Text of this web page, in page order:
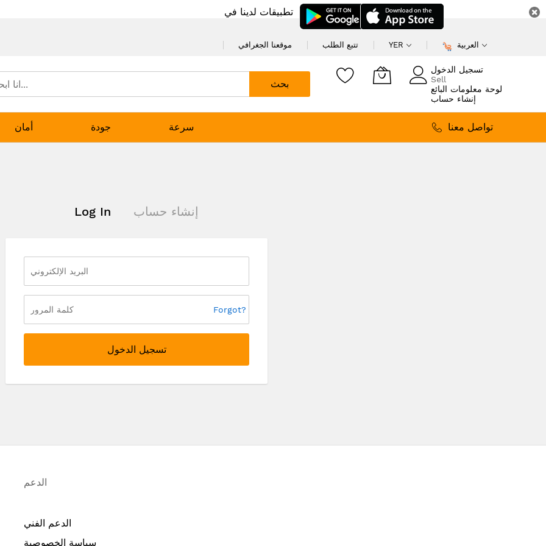
تطبيقات لدينا في
موقعنا الجغرافي تتبع الطلب YER العربية
بحث
تسجيل الدخول
Sell
لوحة معلومات البائع
إنشاء حساب
أمان جودة سرعة
تواصل معنا
Log In إنشاء حساب
Forgot?
تسجيل الدخول
الدعم
الدعم الفني
سياسة الخصوصية